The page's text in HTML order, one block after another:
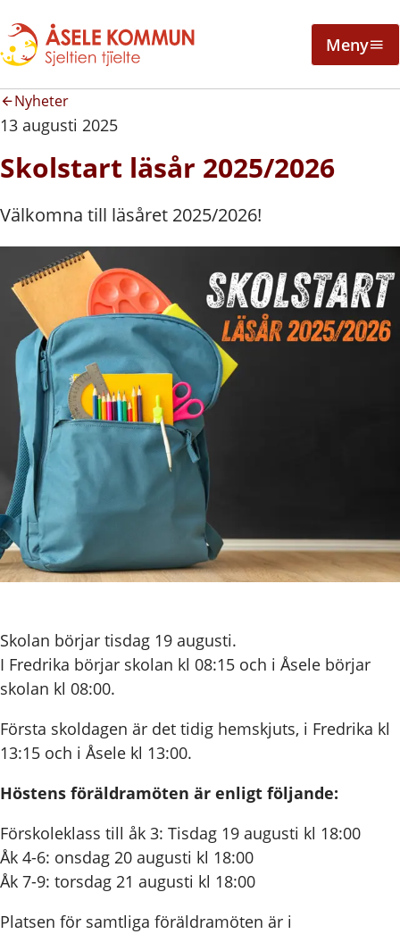
Meny
Nyheter
13 augusti 2025
Skolstart läsår 2025/2026
Välkomna till läsåret 2025/2026!
Skolan börjar tisdag 19 augusti.
I Fredrika börjar skolan kl 08:15 och i Åsele börjar
skolan kl 08:00.
Första skoldagen är det tidig hemskjuts, i Fredrika kl
13:15 och i Åsele kl 13:00.
Höstens föräldramöten är enligt följande:
Förskoleklass till åk 3: Tisdag 19 augusti kl 18:00
Åk 4-6: onsdag 20 augusti kl 18:00
Åk 7-9: torsdag 21 augusti kl 18:00
Platsen för samtliga föräldramöten är i